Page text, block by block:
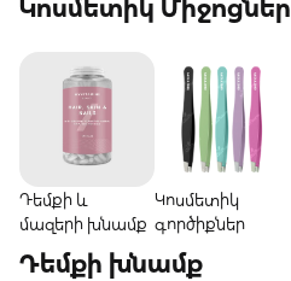
Կոսմետիկ Միջոցներ
Դեմքի և
մազերի խնամք
Կոսմետիկ
գործիքներ
Դեմքի խնամք